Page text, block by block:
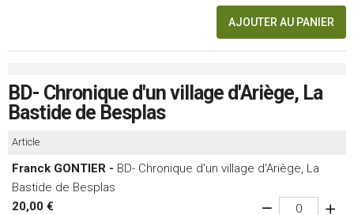
AJOUTER AU PANIER
BD- Chronique d'un village d'Ariège, La
Bastide de Besplas
Article
Franck GONTIER - BD- Chronique d'un village d'Ariège, La
Bastide de Besplas
20,00 €